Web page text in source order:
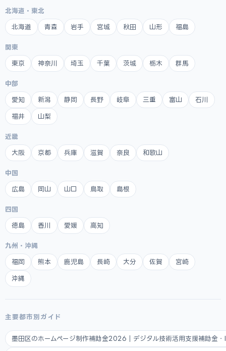
北海道・東北
北海道 青森 岩手 宮城 秋田 山形 福島
関東
東京 神奈川 埼玉 千葉 茨城 栃木 群馬
中部
愛知 新潟 静岡 長野 岐阜 三重 富山 石川
福井 山梨
近畿
大阪 京都 兵庫 滋賀 奈良 和歌山
中国
広島 岡山 山口 鳥取 島根
四国
徳島 香川 愛媛 高知
九州・沖縄
福岡 熊本 鹿児島 長崎 大分 佐賀 宮崎
沖縄
主要都市別ガイド
墨田区のホームページ制作補助金2026｜デジタル技術活用支援補助金